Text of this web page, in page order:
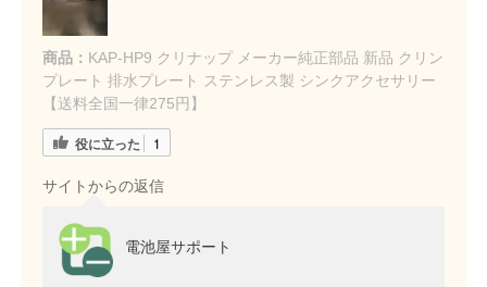
商品： KAP-HP9 クリナップ メーカー純正部品 新品 クリン
プレート 排水プレート ステンレス製 シンクアクセサリー
【送料全国一律275円】
役に立った 1
サイトからの返信
電池屋サポート